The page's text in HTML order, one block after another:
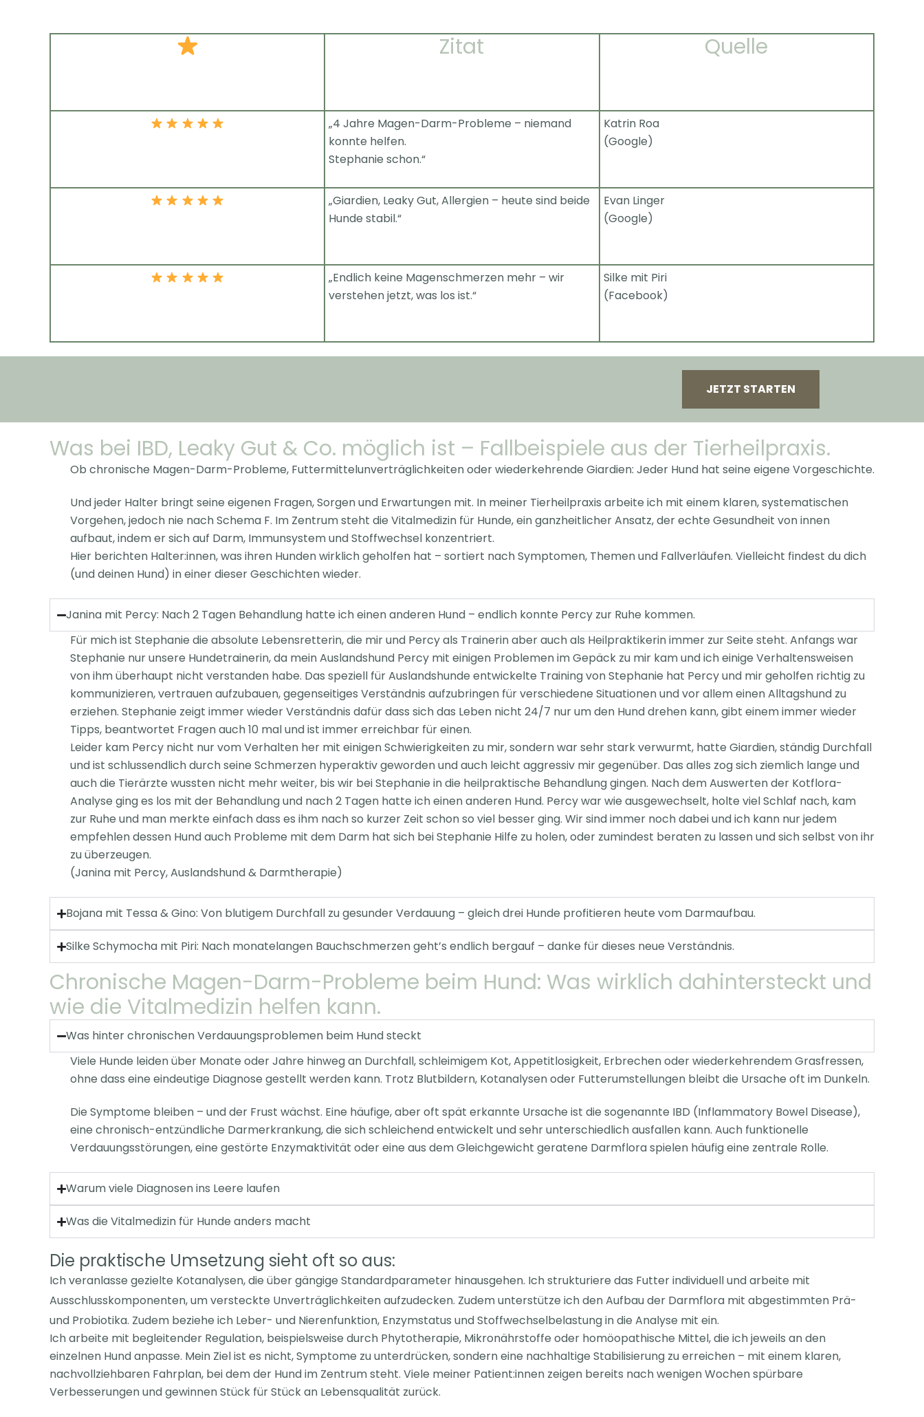
Zitat Quelle
„4 Jahre Magen-Darm-Probleme – niemand
konnte helfen.
Stephanie schon.“
Katrin Roa
(Google)
„Giardien, Leaky Gut, Allergien – heute sind beide
Hunde stabil.“
Evan Linger
(Google)
„Endlich keine Magenschmerzen mehr – wir
verstehen jetzt, was los ist.“
Silke mit Piri
(Facebook)
JETZT STARTEN
Was bei IBD, Leaky Gut & Co. möglich ist – Fallbeispiele aus der Tierheilpraxis.
Ob chronische Magen-Darm-Probleme, Futtermittelunverträglichkeiten oderwiederkehrende Giardien: Jeder Hund hat seine eigene Vorgeschichte.
Und jeder Halter bringt seine eigenen Fragen, Sorgen und Erwartungen mit. In meiner Tierheilpraxis arbeite ich mit einem klaren, systematischen
Vorgehen, jedoch nie nach Schema F. Im Zentrum steht die Vitalmedizin für Hunde, ein ganzheitlicher Ansatz, der echte Gesundheit von innen
aufbaut, indem er sich auf Darm, Immunsystem und Stoffwechsel konzentriert.
Hier berichten Halter:innen, was ihren Hunden wirklich geholfen hat – sortiert nachSymptomen, Themen und Fallverläufen. Vielleicht findest du dich
(und deinen Hund) in einer dieser Geschichten wieder.
Janina mit Percy: Nach 2 Tagen Behandlung hatte ich einen anderen Hund – endlich konnte Percy zur Ruhe kommen.
Für mich ist Stephanie die absolute Lebensretterin, die mir und Percy als Trainerin aber auch als Heilpraktikerin immer zur Seite steht. Anfangs war
Stephanie nur unsere Hundetrainerin, da mein Auslandshund Percy mit einigen Problemen im Gepäck zu mir kam und ich einige Verhaltensweisen
von ihm überhaupt nicht verstanden habe. Das speziell für Auslandshunde entwickelte Training von Stephanie hat Percy und mir geholfen richtig zu
kommunizieren, vertrauen aufzubauen, gegenseitiges Verständnis aufzubringen für verschiedene Situationen und vor allem einen Alltagshund zu
erziehen. Stephanie zeigt immer wieder Verständnis dafür dass sich das Leben nicht 24/7 nur um den Hund drehen kann, gibt einem immer wieder
Tipps, beantwortet Fragen auch 10 mal und ist immer erreichbar für einen.
Leider kam Percy nicht nur vom Verhalten her mit einigen Schwierigkeiten zu mir, sondern war sehr stark verwurmt, hatte Giardien, ständig Durchfall
und ist schlussendlich durch seine Schmerzen hyperaktiv geworden und auch leicht aggressiv mir gegenüber. Das alles zog sich ziemlich lange und
auch die Tierärzte wussten nicht mehr weiter, bis wir bei Stephanie in die heilpraktische Behandlung gingen. Nach dem Auswerten der Kotflora-
Analyse ging es los mit der Behandlung und nach 2 Tagen hatte ich einen anderen Hund. Percy war wie ausgewechselt, holte viel Schlaf nach, kam
zur Ruhe und man merkte einfach dass es ihm nach so kurzer Zeit schon so viel besser ging. Wir sind immer noch dabei und ich kann nur jedem
empfehlen dessen Hund auch Probleme mit dem Darm hat sich bei Stephanie Hilfe zu holen, oder zumindest beraten zu lassen und sich selbst von ihr
zu überzeugen.
(Janina mit Percy, Auslandshund & Darmtherapie)
Bojana mit Tessa & Gino: Von blutigem Durchfall zu gesunder Verdauung – gleich drei Hunde profitieren heute vom Darmaufbau.
Silke Schymocha mit Piri: Nach monatelangen Bauchschmerzen geht’s endlich bergauf – danke für dieses neue Verständnis.
Chronische Magen-Darm-Probleme beim Hund: Was wirklich dahintersteckt und
wie die Vitalmedizin helfen kann.
Was hinter chronischen Verdauungsproblemen beim Hund steckt
Viele Hunde leiden über Monate oder Jahre hinweg an Durchfall, schleimigem Kot,Appetitlosigkeit, Erbrechen oder wiederkehrendem Grasfressen,
ohne dass eine eindeutige Diagnose gestellt werden kann. Trotz Blutbildern, Kotanalysen oder Futterumstellungen bleibt die Ursache oft im Dunkeln.
Die Symptome bleiben – und der Frust wächst. Eine häufige, aber oft spät erkannte Ursache ist die sogenannte IBD (Inflammatory Bowel Disease),
eine chronisch-entzündliche Darmerkrankung, die sich schleichend entwickelt und sehr unterschiedlich ausfallen kann. Auch funktionelle
Verdauungsstörungen, eine gestörte Enzymaktivität oder eine aus dem Gleichgewicht geratene Darmflora spielen häufig eine zentrale Rolle.
Warum viele Diagnosen ins Leere laufen
Was die Vitalmedizin für Hunde anders macht
Die praktische Umsetzung sieht oft so aus:
Ich veranlasse gezielte Kotanalysen, die über gängige Standardparameter hinausgehen. Ich strukturiere das Futter individuell und arbeite mit
Ausschlusskomponenten, umversteckte Unverträglichkeiten aufzudecken. Zudem unterstütze ich den Aufbau der Darmflora mit abgestimmten Prä-
und Probiotika. Zudem beziehe ich Leber- und Nierenfunktion, Enzymstatus und Stoffwechselbelastung indie Analyse mit ein.
Ich arbeite mit begleitender Regulation, beispielsweise durch Phytotherapie, Mikronährstoffe oder homöopathische Mittel, die ich jeweils an den
einzelnen Hundanpasse. Mein Ziel ist es nicht, Symptome zu unterdrücken, sondern eine nachhaltige Stabilisierung zu erreichen – mit einem klaren,
nachvollziehbaren Fahrplan, bei dem der Hund im Zentrum steht. Viele meiner Patient:innen zeigen bereits nach wenigen Wochen spürbare
Verbesserungenund gewinnen Stück für Stück an Lebensqualität zurück.